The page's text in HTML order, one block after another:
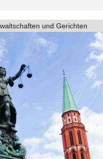
und Gerichten